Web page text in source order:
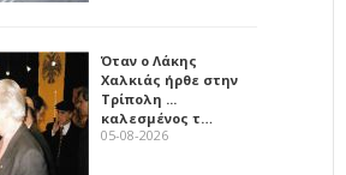
Όταν ο Λάκης
Χαλκιάς ήρθε στην
Τρίπολη ...
καλεσμένος τ…
05-08-2026